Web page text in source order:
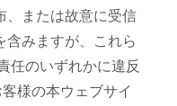
、または故意に受信
含みますが、これら
任のいずれかに違反
様の本ウェブサイ